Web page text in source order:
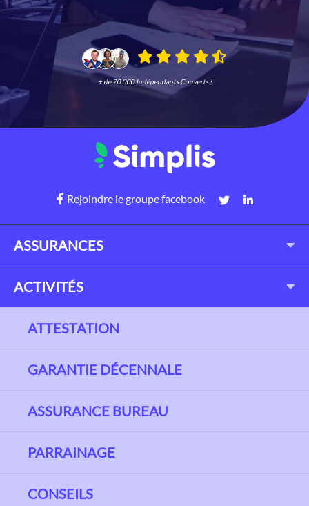
+ de 70 000 Indépendants Couverts !
Rejoindre le groupe facebook
ASSURANCES
ACTIVITÉS
ATTESTATION
GARANTIE DÉCENNALE
ASSURANCE BUREAU
PARRAINAGE
CONSEILS